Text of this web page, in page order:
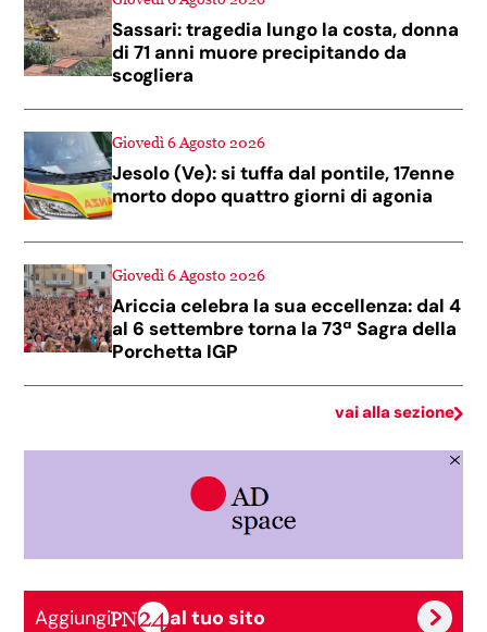
Sassari: tragedia lungo la costa, donna
di 71 anni muore precipitando da
scogliera
Giovedì 6 Agosto 2026
Jesolo (Ve): si tuffa dal pontile, 17enne
morto dopo quattro giorni di agonia
Giovedì 6 Agosto 2026
Ariccia celebra la sua eccellenza: dal 4
al 6 settembre torna la 73ª Sagra della
Porchetta IGP
vai alla sezione
Aggiungi al tuo sito